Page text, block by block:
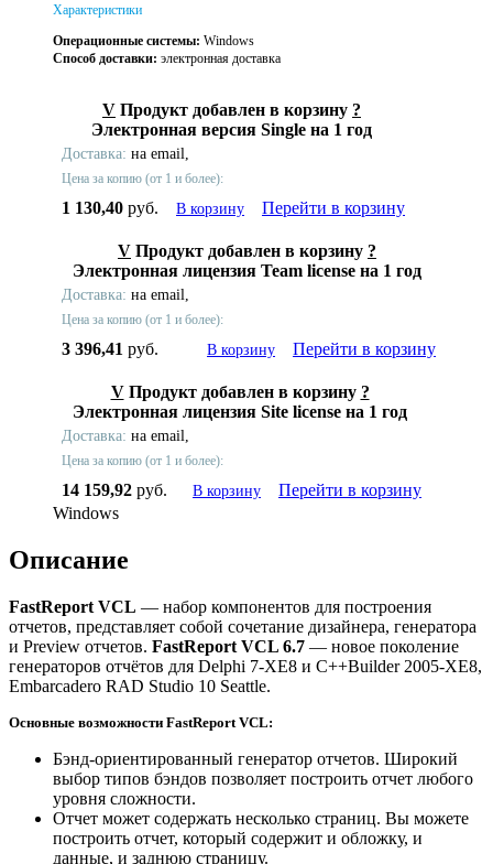
Характеристики
Операционные системы: Windows
Способ доставки: электронная доставка
V Продукт добавлен в корзину ?
Электронная версия Single на 1 год
Доставка: на email,
Цена за копию (от 1 и более):
1 130,40 руб. В корзину Перейти в корзину
V Продукт добавлен в корзину ?
Электронная лицензия Team license на 1 год
Доставка: на email,
Цена за копию (от 1 и более):
3 396,41 руб. В корзину Перейти в корзину
V Продукт добавлен в корзину ?
Электронная лицензия Site license на 1 год
Доставка: на email,
Цена за копию (от 1 и более):
14 159,92 руб. В корзину
Перейти в корзину
Windows
Описание
FastReport VCL — набор компонентов для построения
отчетов, представляет собой сочетание дизайнера, генератора
и Preview отчетов. FastReport VCL 6.7 — новое поколение
генераторов отчётов для Delphi 7-XE8 и C++Builder 2005-XE8,
Embarcadero RAD Studio 10 Seattle.
Основные возможности FastReport VCL:
Бэнд-ориентированный генератор отчетов. Широкий
выбор типов бэндов позволяет построить отчет любого
уровня сложности.
Отчет может содержать несколько страниц. Вы можете
построить отчет, который содержит и обложку, и
данные, и заднюю страницу.